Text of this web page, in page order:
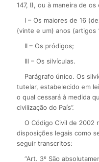
147, I), ou à maneira de os
I – Os maiores de 16
(vinte e um) anos (artigos
II – Os pródigos;
III – Os silvículas.
Parágrafo único. Os
tutelar, estabelecido em
o qual cessará à medida
civilização do País”.
O Código Civil de 2002
disposições legais como
seguir transcritos:
“Art. 3º São